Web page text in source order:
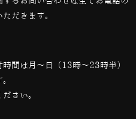
だきます。
時間は月～日（13時～23時半）
さい。